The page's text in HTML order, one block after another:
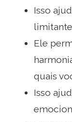
Isso
Ele
quais
Isso